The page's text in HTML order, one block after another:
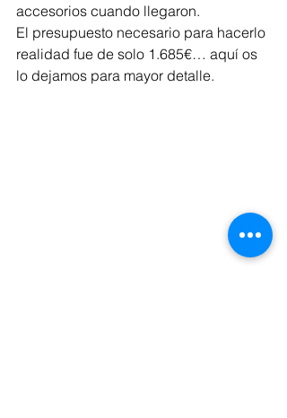
accesorios cuando llegaron.
El presupuesto necesario para hacerlo
realidad fue de solo 1.685€… aquí os
lo dejamos para mayor detalle.